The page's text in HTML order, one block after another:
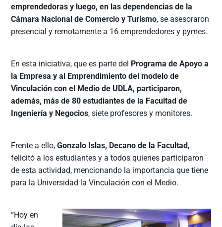
emprendedoras y luego, en las dependencias de la
Cámara Nacional de Comercio y Turismo, se asesoraron
presencial y remotamente a 16 emprendedores y pymes.
En esta iniciativa, que es parte del Programa de Apoyo a
la Empresa y al Emprendimiento del modelo de
Vinculación con el Medio de UDLA, participaron,
además, más de 80 estudiantes de la Facultad de
Ingeniería y Negocios, siete profesores y monitores.
Frente a ello,Gonzalo Islas, Decano de la Facultad ,
felicitó a los estudiantes y a todos quienes participaron
de esta actividad, mencionando la importancia que tiene
para la Universidad la Vinculación con el Medio.
“Hoy en